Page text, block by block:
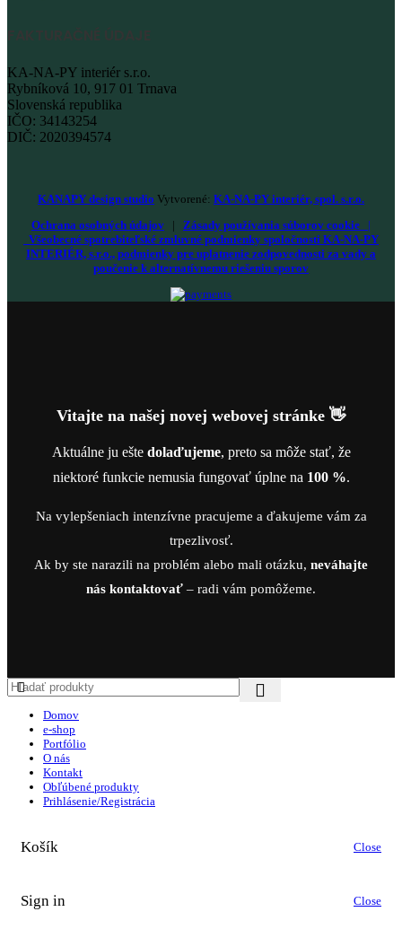
FAKTURAČNÉ ÚDAJE
KA-NA-PY interiér s.r.o.
Rybníková 10, 917 01 Trnava
Slovenská republika
IČO: 34143254
DIČ: 2020394574
KANAPY design studio Vytvorené: KA-NA-PY interiér, spol. s.r.o.
Ochrana osobných údajov | Zásady používania súborov cookie |
Všeobecné spotrebiteľské zmluvné podmienky spoločnosti KA-NA-PY
INTERIÉR, s.r.o., podmienky pre uplatnenie zodpovednosti za vady a
poučenie k alternatívnemu riešeniu sporov
Vitajte na našej novej webovej stránke 👋
Aktuálne ju ešte dolaďujeme, preto sa môže stať, že
niektoré funkcie nemusia fungovať úplne na 100 %.
Na vylepšeniach intenzívne pracujeme a ďakujeme vám za
trpezlivosť.
Ak by ste narazili na problém alebo mali otázku, neváhajte
nás kontaktovať – radi vám pomôžeme.
Domov
e-shop
Portfólio
O nás
Kontakt
Obľúbené produkty
Prihlásenie/Registrácia
Košík Close
Sign in Close